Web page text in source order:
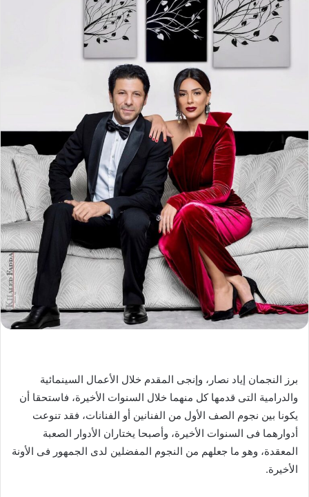
برز النجمان إياد نصار، وإنجى المقدم خلال الأعمال السينمائية
والدرامية التى قدمها كل منهما خلال السنوات الأخيرة، فاستحقا أن
يكونا بين نجوم الصف الأول من الفنانين أو الفنانات، فقد تنوعت
أدوارهما فى السنوات الأخيرة، وأصبحا يختاران الأدوار الصعبة
المعقدة، وهو ما جعلهم من النجوم المفضلين لدى الجمهور فى الأونة
الأخيرة.